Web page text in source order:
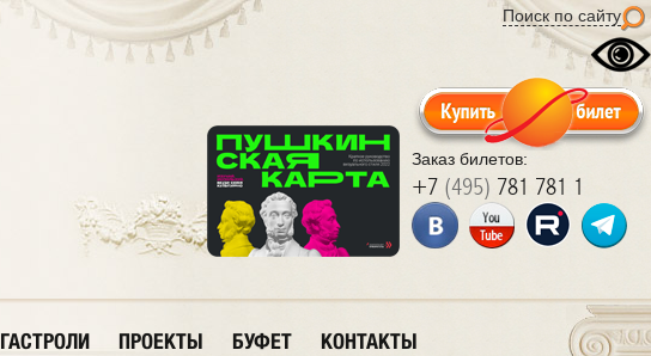
Поиск по сайту
Заказ билетов:
+7 (495) 781 781 1
ГАСТРОЛИ ПРОЕКТЫ БУФЕТ КОНТАКТЫ